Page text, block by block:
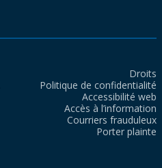
Droits
Politique de confidentialité
Accessibilité web
Accès à l’information
Courriers frauduleux
Porter plainte